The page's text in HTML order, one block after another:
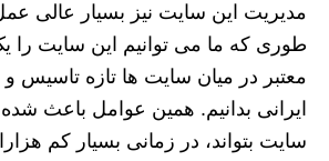
مدیریت این سایت نیز بسیار عالی
طوری که ما می توانیم این سایت را
معتبر در میان سایت ها تازه تاسیس
ایرانی بدانیم. همین عوامل باعث
سايت بتواند، در زمانی بسیار کم